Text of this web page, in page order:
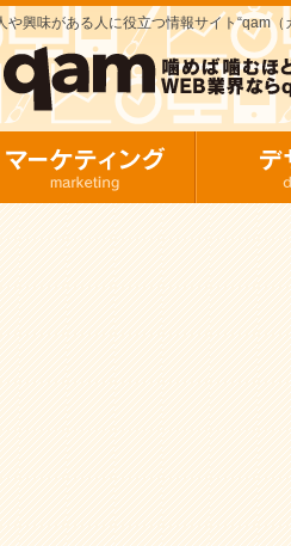
や興味がある人に役立つ情報サイト“qam（